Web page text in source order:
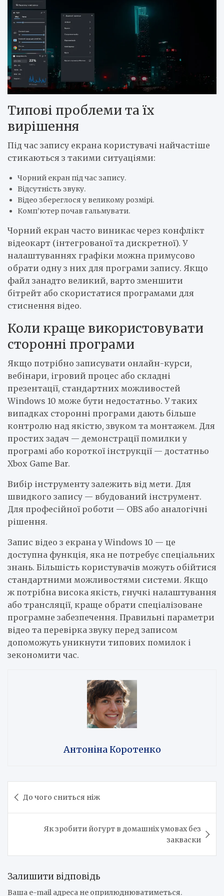
Типові проблеми та їх
вирішення
Під час запису екрана користувачі найчастіше
стикаються з такими ситуаціями:
Чорний екран під час запису.
Відсутність звуку.
Відео збереглося у великому розмірі.
Комп’ютер почав гальмувати.
Чорний екран часто виникає через конфлікт
відеокарт (інтегрованої та дискретної). У
налаштуваннях графіки можна примусово
обрати одну з них для програми запису. Якщо
файл занадто великий, варто зменшити
бітрейт або скористатися програмами для
стиснення відео.
Коли краще використовувати
сторонні програми
Якщо потрібно записувати онлайн-курси,
вебінари, ігровий процес або складні
презентації, стандартних можливостей
Windows 10 може бути недостатньо. У таких
випадках сторонні програми дають більше
контролю над якістю, звуком та монтажем. Для
простих задач — демонстрації помилки у
програмі або короткої інструкції — достатньо
Xbox Game Bar.
Вибір інструменту залежить від мети. Для
швидкого запису — вбудований інструмент.
Для професійної роботи — OBS або аналогічні
рішення.
Запис відео з екрана у Windows 10 — це
доступна функція, яка не потребує спеціальних
знань. Більшість користувачів можуть обійтися
стандартними можливостями системи. Якщо
ж потрібна висока якість, гнучкі налаштування
або трансляції, краще обрати спеціалізоване
програмне забезпечення. Правильні параметри
відео та перевірка звуку перед записом
допоможуть уникнути типових помилок і
зекономити час.
Антоніна Коротенко
записів
До чого сниться ніж
Як зробити йогурт в домашніх умовах без
закваски
Залишити відповідь
Ваша e-mail адреса не оприлюднюватиметься.